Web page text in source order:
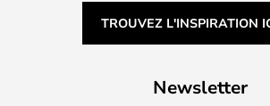
TROUVEZ L'INSPIRATION
Newsletter